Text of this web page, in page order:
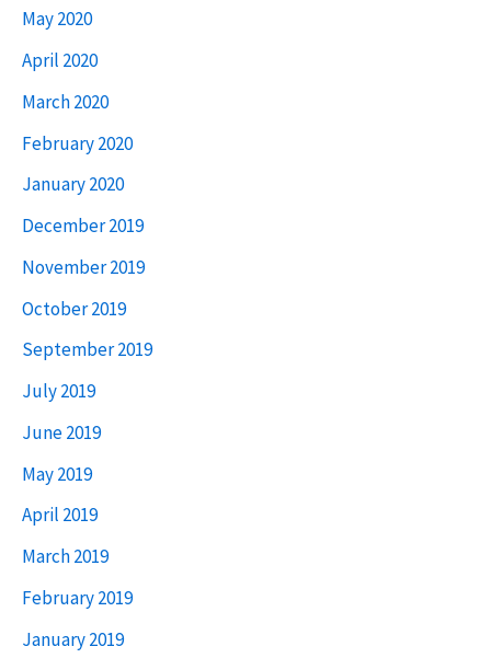
May 2020
April 2020
March 2020
February 2020
January 2020
December 2019
November 2019
October 2019
September 2019
July 2019
June 2019
May 2019
April 2019
March 2019
February 2019
January 2019